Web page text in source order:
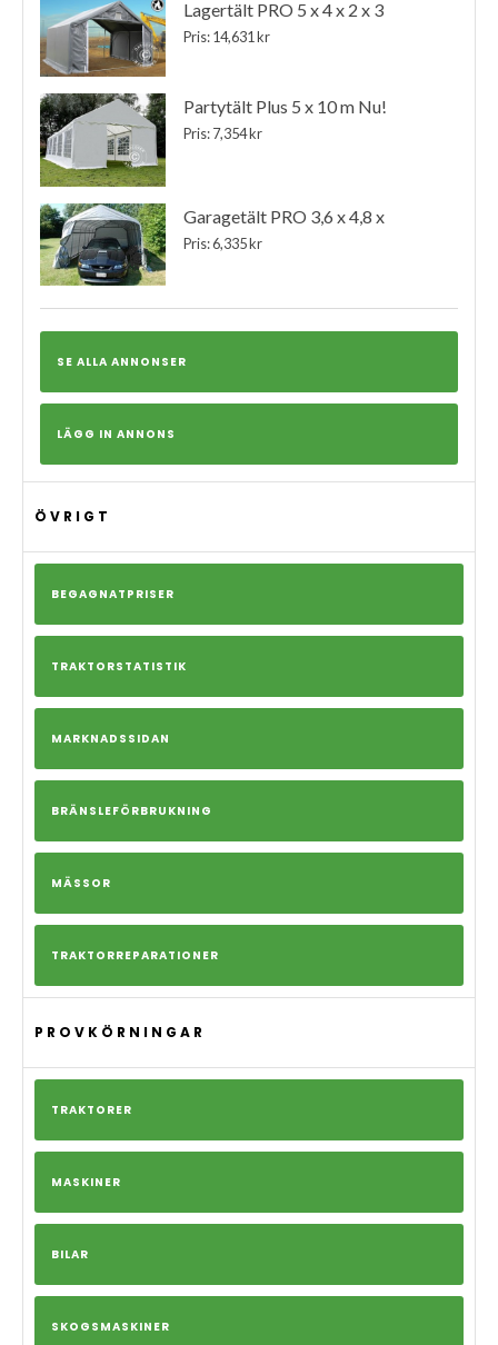
Lagertält PRO 5 x 4 x 2 x 3
Pris: 14,631 kr
Partytält Plus 5 x 10 m Nu!
Pris: 7,354 kr
Garagetält PRO 3,6 x 4,8 x
Pris: 6,335 kr
SE ALLA ANNONSER
LÄGG IN ANNONS
ÖVRIGT
BEGAGNATPRISER
TRAKTORSTATISTIK
MARKNADSSIDAN
BRÄNSLEFÖRBRUKNING
MÄSSOR
TRAKTORREPARATIONER
PROVKÖRNINGAR
TRAKTORER
MASKINER
BILAR
SKOGSMASKINER